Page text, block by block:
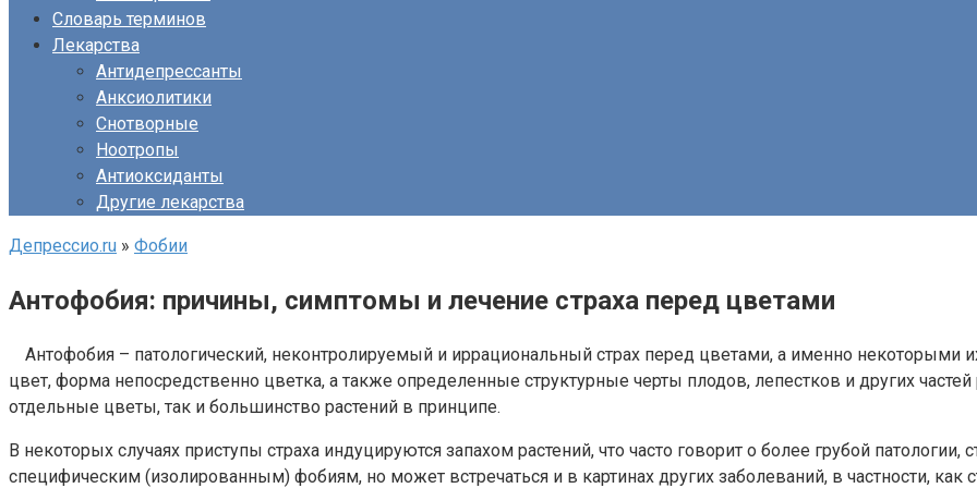
Словарь терминов
Лекарства
Антидепрессанты
Анксиолитики
Снотворные
Ноотропы
Антиоксиданты
Другие лекарства
Депрессио.ru » Фобии
Антофобия: причины, симптомы и лечение страха перед цветами
Антофобия – патологический, неконтролируемый и иррациональный страх перед цветами, а именно некоторыми
цвет, форма непосредственно цветка, а также определенные структурные черты плодов, лепестков и других
отдельные цветы, так и большинство растений в принципе.
В некоторых случаях приступы страха индуцируются запахом растений, что часто говорит о более грубой
специфическим (изолированным) фобиям, но может встречаться и в картинах других заболеваний, в частности,